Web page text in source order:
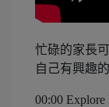
忙碌的家長
自己有興趣
00:00